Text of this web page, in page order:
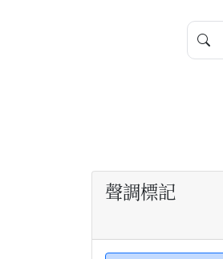
聲調標記